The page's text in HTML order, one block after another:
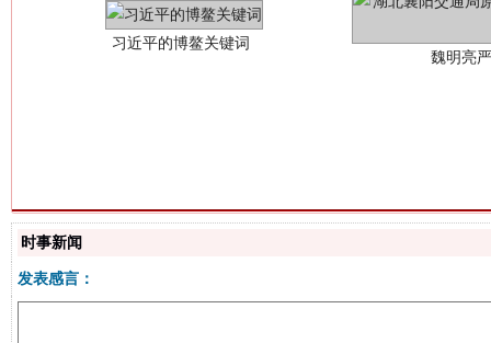
“刷贴”乱象丛生
生物
时事新闻
发表感言：